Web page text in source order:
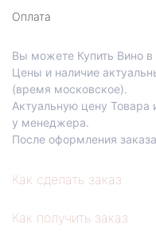
Технопарк
Оплата
Вы можете Купить Вино
Цены и наличие
(время московское).
Актуальную цену Товара
у менеджера.
После оформления
Как сделать заказ
Как получить заказ